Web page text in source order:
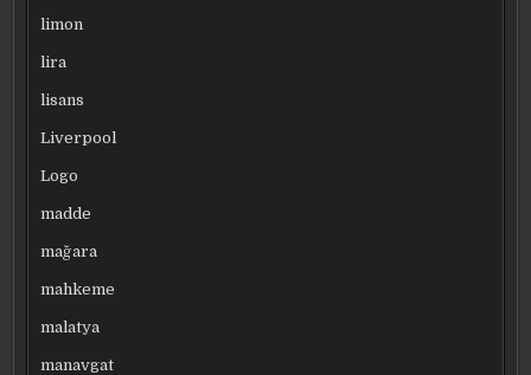
limon
lira
lisans
Liverpool
Logo
madde
mağara
mahkeme
malatya
manavgat